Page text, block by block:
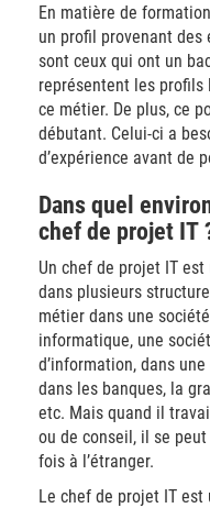
En matière de
un profil provenant des
sont ceux qui ont un
représentent les profils
ce métier. De plus, ce
débutant. Celui-ci a
d’expérience avant de
Dans quel
chef de projet IT
Un chef de projet IT
dans plusieurs
métier dans une
informatique, une
d’information, dans
dans les banques, la
etc. Mais quand il
ou de conseil, il se
fois à l’étranger.
Le chef de projet IT